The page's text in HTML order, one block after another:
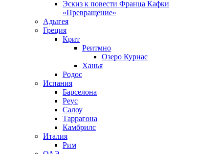
Эскиз к повести Франца Кафки
«Превращение»
Адыгея
Греция
Крит
Реитмно
Озеро Курнас
Ханья
Родос
Испания
Барселона
Реус
Салоу
Таррагона
Камбрилс
Италия
Рим